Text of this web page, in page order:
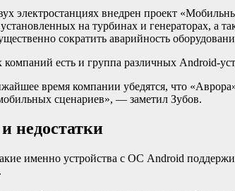
электростанциях внедрен проект
на турбинах и генераторах, а
сократить аварийность
есть и группа различных Android-
время компании убедятся, что
сценариев», — заметил Зубов.
недостатки
именно устройства с ОС Android